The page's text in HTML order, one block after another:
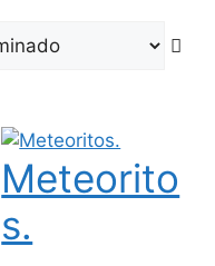
Meteorito
s.